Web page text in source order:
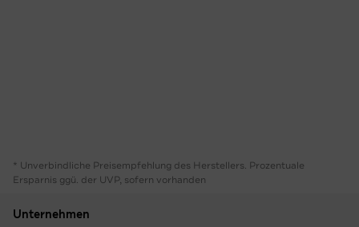
* Unverbindliche Preisempfehlung des Herstellers. Prozentuale
Ersparnis ggü. der UVP, sofern vorhanden
Unternehmen